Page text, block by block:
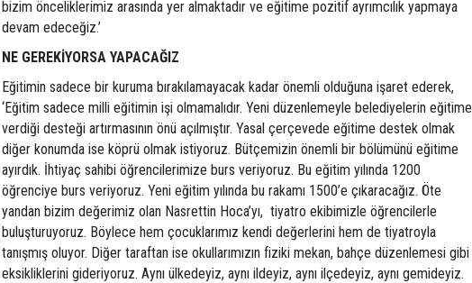
bizim önceliklerimiz arasında yer almaktadır ve eğitime pozitif ayrımcılık yapmaya
devam edeceğiz.’
NE GEREKİYORSA YAPACAĞIZ
Eğitimin sadece bir kuruma bırakılamayacak kadar önemli olduğuna işaret ederek,
‘Eğitim sadece milli eğitimin işi olmamalıdır. Yeni düzenlemeyle belediyelerin eğitime
verdiği desteği artırmasının önü açılmıştır. Yasal çerçevede eğitime destek olmak
diğer konumda ise köprü olmak istiyoruz. Bütçemizin önemli bir bölümünü eğitime
ayırdık. İhtiyaç sahibi öğrencilerimize burs veriyoruz. Bu eğitim yılında 1200
öğrenciye burs veriyoruz. Yeni eğitim yılında bu rakamı 1500’e çıkaracağız. Öte
yandan bizim değerimiz olan Nasrettin Hoca’yı, tiyatro ekibimizle öğrencilerle
buluşturuyoruz. Böylece hem çocuklarımız kendi değerlerini hem de tiyatroyla
tanışmış oluyor. Diğer taraftan ise okullarımızın fiziki mekan, bahçe düzenlemesi gibi
eksikliklerini gideriyoruz. Aynı ülkedeyiz, aynı ildeyiz, aynı ilçedeyiz, aynı gemideyiz.